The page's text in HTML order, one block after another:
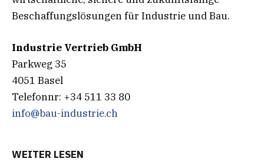
Beschaffungslösungen für Industrie und Bau.
Industrie Vertrieb GmbH
Parkweg 35
4051 Basel
Telefonnr: +34 511 33 80
info@bau-industrie.ch
WEITER LESEN